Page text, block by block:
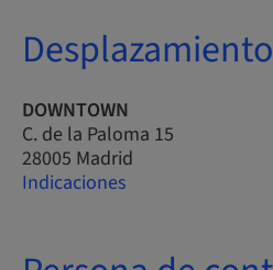
DOWNTOWN
C. de la Paloma 15
28005 Madrid
Indicaciones